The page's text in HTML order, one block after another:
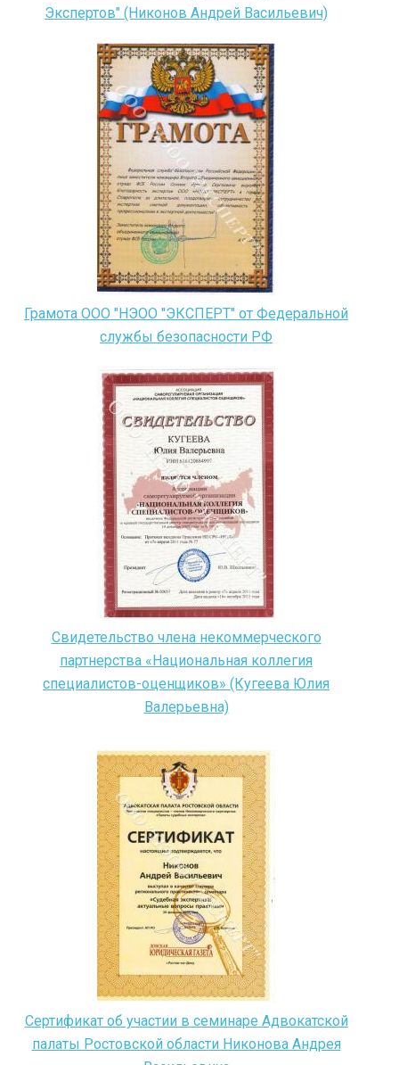
Экспертов" (Никонов Андрей Васильевич)
Грамота ООО "НЭОО "ЭКСПЕРТ" от Федеральной
службы безопасности РФ
Свидетельство члена некоммерческого
партнерства «Национальная коллегия
специалистов-оценщиков» (Кугеева Юлия
Валерьевна)
Сертификат об участии в семинаре Адвокатской
палаты Ростовской области Никонова Андрея